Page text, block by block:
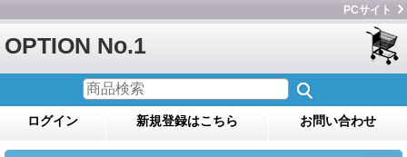
PCサイト
OPTION No.1
ログイン 新規登録はこちら お問い合わせ